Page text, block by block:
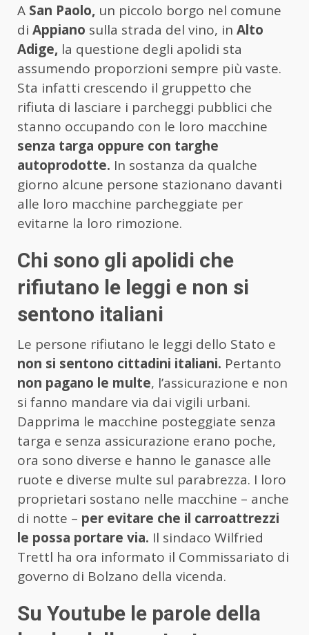
A San Paolo, un piccolo borgo nel comune
di Appiano sulla strada del vino, in Alto
Adige, la questione degli apolidi sta
assumendo proporzioni sempre più vaste.
Sta infatti crescendo il gruppetto che
rifiuta di lasciare i parcheggi pubblici che
stanno occupando con le loro macchine
senza targa oppure con targhe
autoprodotte. In sostanza da qualche
giorno alcune persone stazionano davanti
alle loro macchine parcheggiate per
evitarne la loro rimozione.
Chi sono gli apolidi che
rifiutano le leggi e non si
sentono italiani
Le persone rifiutano le leggi dello Stato e
non si sentono cittadini italiani. Pertanto
non pagano le multe, l’assicurazione e non
si fanno mandare via dai vigili urbani.
Dapprima le macchine posteggiate senza
targa e senza assicurazione erano poche,
ora sono diverse e hanno le ganasce alle
ruote e diverse multe sul parabrezza. I loro
proprietari sostano nelle macchine – anche
di notte – per evitare che il carroattrezzi
le possa portare via. Il sindaco Wilfried
Trettl ha ora informato il Commissariato di
governo di Bolzano della vicenda.
Su Youtube le parole della